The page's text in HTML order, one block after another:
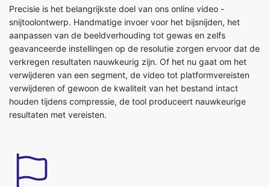
verkregen resultaten nauwkeurig zijn. Of het nu gaat om het
verwijderen van een segment, de video tot platformvereisten
verwijderen of gewoon de kwaliteit van het bestand intact
houden tijdens compressie, de tool produceert nauwkeurige
resultaten met vereisten.
Toegankelijk voor elk apparaat
De online videocutter -tool is toegankelijk met elk apparaat -